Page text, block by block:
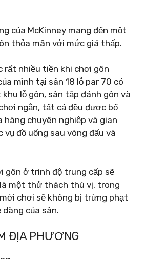
của McKinney mang đến một
thỏa mãn với mức giá thấp.
rất nhiều tiền khi chơi gôn
mình tại sân 18 lỗ par 70 có
lỗ gôn, sân tập đánh gôn và
ngắn, tất cả đều được bổ
hàng chuyên nghiệp và gian
vụ đồ uống sau vòng đấu và
gôn ở trình độ trung cấp sẽ
một thử thách thú vị, trong
chơi sẽ không bị trừng phạt
của sân.
ĐỊA PHƯƠNG